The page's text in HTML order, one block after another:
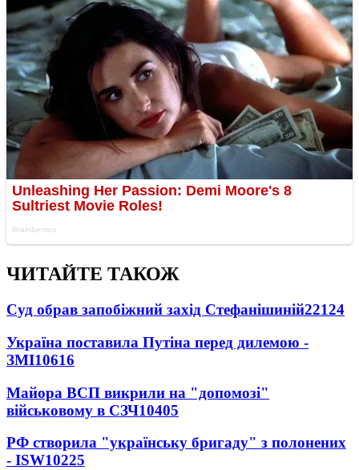
ЧИТАЙТЕ ТАКОЖ
Суд обрав запобіжний захід Стефанішиній22124
Україна поставила Путіна перед дилемою -
ЗМІ10616
Майора ВСП викрили на "допомозі"
військовому в СЗЧ10405
РФ створила "українську бригаду" з полонених
- ISW10225